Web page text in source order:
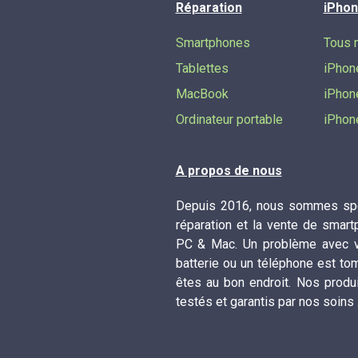
A propos de nous
Depuis 2016, nous sommes
réparation et la vente de
PC & Mac. Un problème avec
batterie ou un téléphone est
êtes au bon endroit. Nos
testés et garantis par nos soins .
Réparation
Smartphones
Tablettes
MacBook
Ordinateur portable
Tous